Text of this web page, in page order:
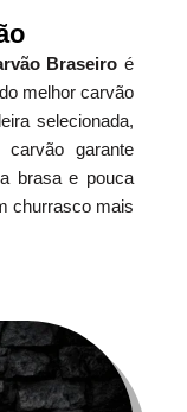
Braseiro é
melhor carvão
selecionada,
garante
brasa e pouca
churrasco mais